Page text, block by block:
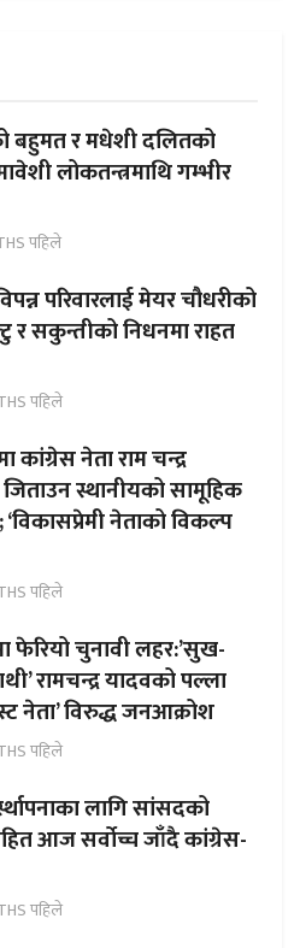
बहुमत र मधेशी दलितको
लोकतन्त्रमाथि गम्भीर
पहिले
परिवारलाई मेयर चौधरीको
र सकुन्तीको निधनमा राहत
पहिले
कांग्रेस नेता राम चन्द्र
स्थानीयको सामूहिक
‘विकासप्रेमी नेताको विकल्प
पहिले
फेरियो चुनावी लहर:’सुख-
रामचन्द्र यादवको पल्ला
नेता’ विरुद्ध जनआक्रोश
पहिले
लागि सांसदको
आज सर्वोच्च जाँदै कांग्रेस-
पहिले